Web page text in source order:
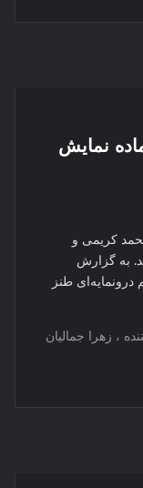
نمایش
کریمی و
به گزارش
، این فیلم درونمایه‌ای طنز
، زهرا جمالیان